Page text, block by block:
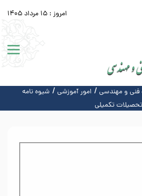
امروز : 15 مرداد 1405
فنی و مهندسی امور آموزشی
شیوه نامه
تکمیلی